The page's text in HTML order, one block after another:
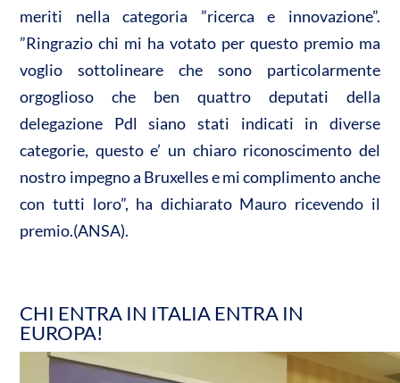
meriti nella categoria ”ricerca e innovazione”.
”Ringrazio chi mi ha votato per questo premio ma
voglio sottolineare che sono particolarmente
orgoglioso che ben quattro deputati della
delegazione Pdl siano stati indicati in diverse
categorie, questo e’ un chiaro riconoscimento del
nostro impegno a Bruxelles e mi complimento anche
con tutti loro”, ha dichiarato Mauro ricevendo il
premio.(ANSA).
CHI ENTRA IN ITALIA ENTRA IN
EUROPA!